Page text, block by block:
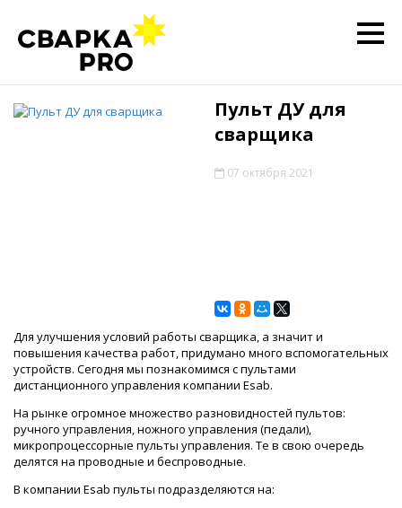
Пульт ДУ для
сварщика
07 октября 2021
Для улучшения условий работы сварщика, а значит и
повышения качества работ, придумано много вспомогательных
устройств. Сегодня мы познакомимся с пультами
дистанционного управления компании Esab.
На рынке огромное множество разновидностей пультов:
ручного управления, ножного управления (педали),
микропроцессорные пульты управления. Те в свою очередь
делятся на проводные и беспроводные.
В компании Esab пульты подразделяются на: